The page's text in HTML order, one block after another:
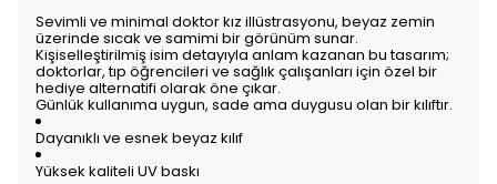
Sevimli ve minimal doktor kız illüstrasyonu, beyaz zemin
üzerinde sıcak ve samimi bir görünüm sunar.
Kişiselleştirilmiş isim detayıyla anlam kazanan bu tasarım;
doktorlar, tıp öğrencileri ve sağlık çalışanları için özel bir
hediye alternatifi olarak öne çıkar.
Günlük kullanıma uygun, sade ama duygusu olan bir kılıftır.
Dayanıklı ve esnek beyaz kılıf
Yüksek kaliteli UV baskı